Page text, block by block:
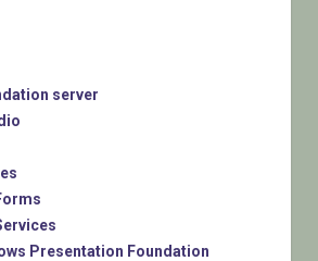
server
Presentation Foundation